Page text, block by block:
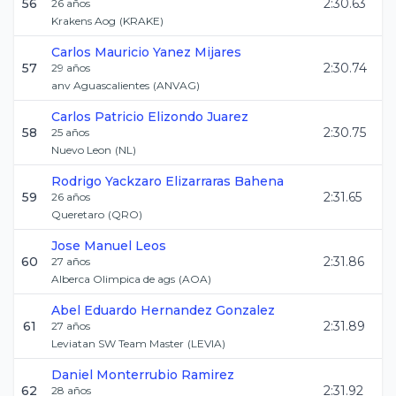
56 26 años
Krakens Aog (KRAKE)
2:30.63
57
Carlos Mauricio Yanez Mijares
29 años
anv Aguascalientes (ANVAG)
2:30.74
58
Carlos Patricio Elizondo Juarez
25 años
Nuevo Leon (NL)
2:30.75
59
Rodrigo Yackzaro Elizarraras Bahena
26 años
Queretaro (QRO)
2:31.65
60
Jose Manuel Leos
27 años
Alberca Olimpica de ags (AOA)
2:31.86
61
Abel Eduardo Hernandez Gonzalez
27 años
Leviatan SW Team Master (LEVIA)
2:31.89
62
Daniel Monterrubio Ramirez
28 años 2:31.92